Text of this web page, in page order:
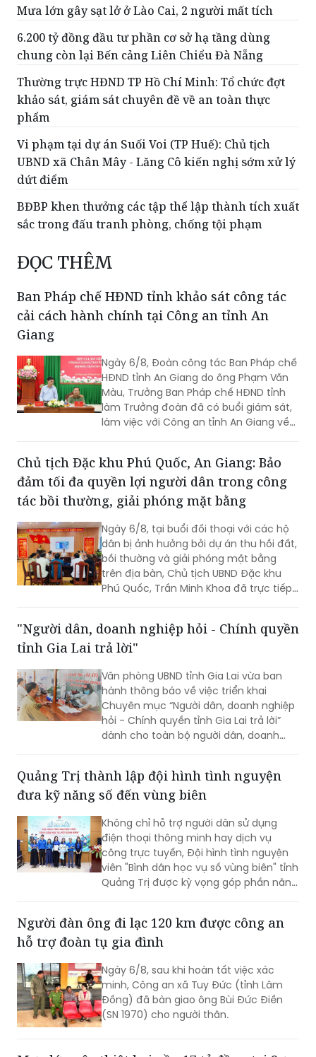
lý trật tự xây dựng tại Nghệ An
Mưa lớn gây sạt lở ở Lào Cai, 2 người mất tích
6.200 tỷ đồng đầu tư phần cơ sở hạ tầng dùng
chung còn lại Bến cảng Liên Chiểu Đà Nẵng
khảo sát, giám sát chuyên đề về an toàn thực
phẩm
UBND xã Chân Mây - Lăng Cô kiến nghị sớm xử lý
dứt điểm
BĐBP khen thưởng các tập thể lập thành tích xuất
sắc trong đấu tranh phòng, chống tội phạm
ĐỌC THÊM
Ban Pháp chế HĐND tỉnh khảo sát công tác
cải cách hành chính tại Công an tỉnh An
Giang
Ngày 6/8, Đoàn công tác Ban Pháp chế
HĐND tỉnh An Giang do ông Phạm Văn
làm Trưởng đoàn đã có buổi giám sát,
làm việc với Công an tỉnh An Giang về
công tác cải cách hành chính, giải
quyết thủ tục hành chính trong lĩnh vực
hiện, kịp thời ghi nhận những khó khăn,
vướng mắc và đề xuất các giải pháp
nâng cao chất lượng phục vụ Nhân
dân, cơ quan, tổ chức. Tiếp và làm việc
với đoàn có Đại tá Huỳnh Thanh Lâm,
diện lãnh đạo một số phòng nghiệp vụ
Công an tỉnh.
Chủ tịch Đặc khu Phú Quốc, An Giang: Bảo
đảm tối đa quyền lợi người dân trong công
tác bồi thường, giải phóng mặt bằng
Ngày 6/8, tại buổi đối thoại với các hộ
dân bị ảnh hưởng bởi dự án thu hồi đất,
trên địa bàn, Chủ tịch UBND Đặc khu
Phú Quốc, Trần Minh Khoa đã trực tiếp
lắng nghe, giải đáp các kiến nghị của
nhằm bảo đảm tối đa quyền, lợi ích
hợp pháp của bà con.
"Người dân, doanh nghiệp hỏi - Chính quyền
tỉnh Gia Lai trả lời"
Văn phòng UBND tỉnh Gia Lai vừa ban
hành thông báo về việc triển khai
hỏi - Chính quyền tỉnh Gia Lai trả lời”
dành cho toàn bộ người dân, doanh
nghiệp, nhà đầu tư và các cơ quan,
Chương trình sẽ được triển khai trong
tháng 8/2026.
Quảng Trị thành lập đội hình tình nguyện
đưa kỹ năng số đến vùng biên
Không chỉ hỗ trợ người dân sử dụng
điện thoại thông minh hay dịch vụ
viên "Bình dân học vụ số vùng biên" tỉnh
Quảng Trị được kỳ vọng góp phần nâng
cao kỹ năng số, đưa các nền tảng và
tiện ích số đến gần hơn với người dân
khu vực biên giới.
Người đàn ông đi lạc 120 km được công an
hỗ trợ đoàn tụ gia đình
Ngày 6/8, sau khi hoàn tất việc xác